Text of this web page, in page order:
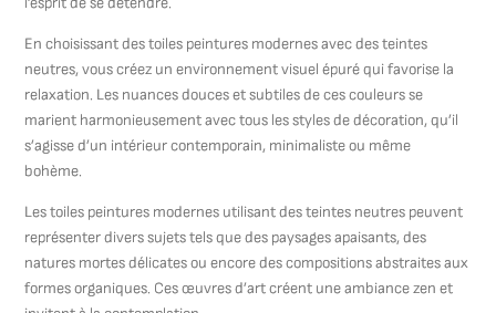
En choisissant des toiles peintures modernes avec des teintes
neutres, vous créez un environnement visuel épuré qui favorise la
relaxation. Les nuances douces et subtiles de ces couleurs se
marient harmonieusement avec tous les styles de décoration, qu’il
s’agisse d’un intérieur contemporain, minimaliste ou même
bohème.
Les toiles peintures modernes utilisant des teintes neutres peuvent
représenter divers sujets tels que des paysages apaisants, des
natures mortes délicates ou encore des compositions abstraites aux
formes organiques. Ces œuvres d’art créent une ambiance zen et